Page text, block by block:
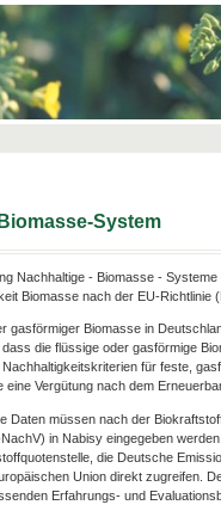
System
Nachhaltige - Biomasse -
Biomasse nach der EU-Richtlinie
gasförmiger Biomasse in
die flüssige oder gasförmige
für feste,
Vergütung nach dem
Daten müssen nach der
in Nabisy eingegeben
die Deutsche
Union direkt zugreifen.
Erfahrungs- und